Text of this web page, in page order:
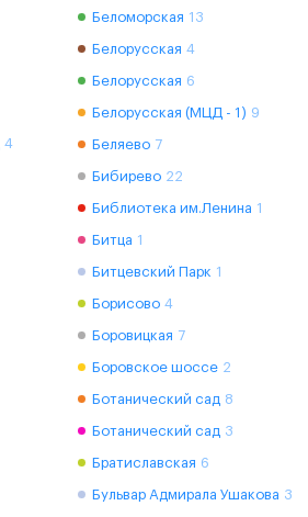
4
Беломорская 13
Белорусская 4
Белорусская 6
Белорусская (МЦД - 1) 9
Беляево 7
Бибирево 22
Библиотека им.Ленина 1
Битца 1
Битцевский Парк 1
Борисово 4
Боровицкая 7
Боровское шоссе 2
Ботанический сад 8
Ботанический сад 3
Братиславская 6
Бульвар Адмирала Ушакова 3